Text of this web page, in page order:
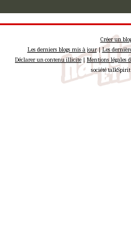
Créer un
Les derniers blogs mis à jour|Les
Déclarer un contenu illicite|Mentions légales
société